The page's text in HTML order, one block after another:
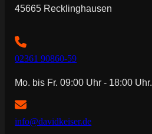
45665 Recklinghausen
02361 90860-59
Mo. bis Fr. 09:00 Uhr - 18:00 Uhr.
info@davidkeiser.de